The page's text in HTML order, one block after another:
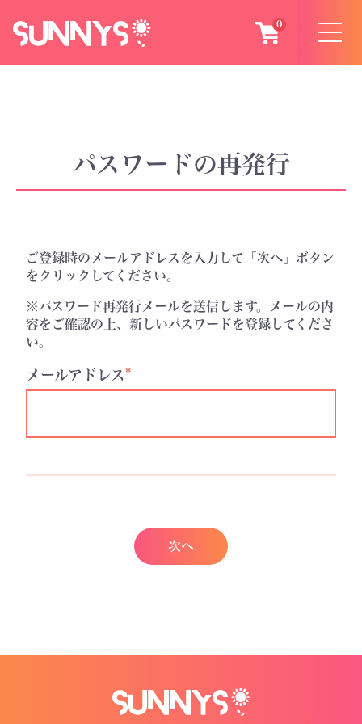
0
パスワードの再発行
ご登録時のメールアドレスを入力して「次へ」ボタン
をクリックしてください。
※パスワード再発行メールを送信します。メールの内
容をご確認の上、新しいパスワードを登録してくださ
い。
メールアドレス*
次へ
会員登録